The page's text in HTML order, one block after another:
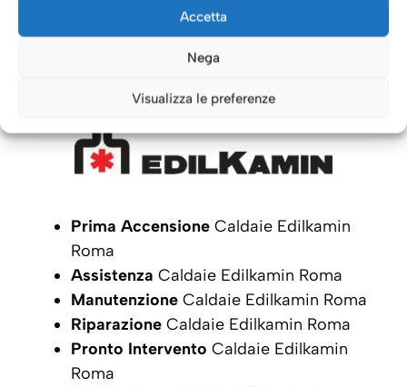
Accetta
Nega
Visualizza le preferenze
Caldaie Roma: i nostri servizi
per le CaldaieEdilkamin
Prima Accensione Caldaie Edilkamin
Roma
Assistenza Caldaie Edilkamin Roma
Manutenzione Caldaie Edilkamin Roma
Riparazione Caldaie Edilkamin Roma
Pronto Intervento Caldaie Edilkamin
Roma